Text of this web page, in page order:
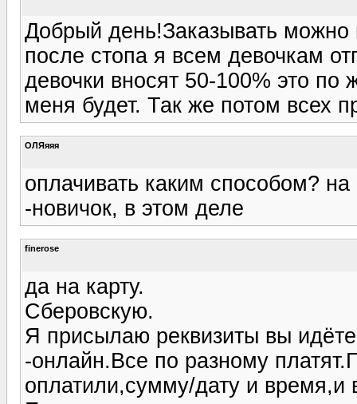
Добрый день!Заказывать можно
после стопа я всем девочкам
девочки вносят 50-100% это
меня будет. Так же потом всех
ОЛЯяяя
оплачивать каким способом?
-новичок, в этом деле
finerose
да на карту.
Сберовскую.
Я присылаю реквизиты вы
-онлайн.Все по разному
оплатили,сумму/дату и время,и